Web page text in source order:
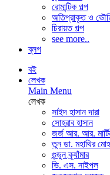
রোমান্টিক গল্প
অতিপ্রাকৃত ও
চিরায়ত গল্প
see more..
ব্লগ
বই
লেখক
Main Menu
লেখক
সাইদ হাসান দারা
সোহরাব হাসান
জর্জ আর. আর.
তুন ডা. মহাথির
গুন্ডুন ক্র্যাঁমার
ভি. এস. নাইপল